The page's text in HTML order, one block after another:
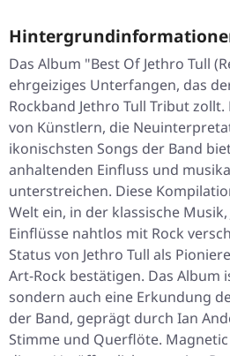
Das Album "Best Of Jethro Tull
ehrgeiziges Unterfangen, das
Rockband Jethro Tull Tribut
von Künstlern, die
ikonischsten Songs der Band
anhaltenden Einfluss und
unterstreichen. Diese
Welt ein, in der klassische
Einflüsse nahtlos mit Rock
Status von Jethro Tull als
Art-Rock bestätigen. Das Album
sondern auch eine Erkundung
der Band, geprägt durch Ian
Stimme und Querflöte.